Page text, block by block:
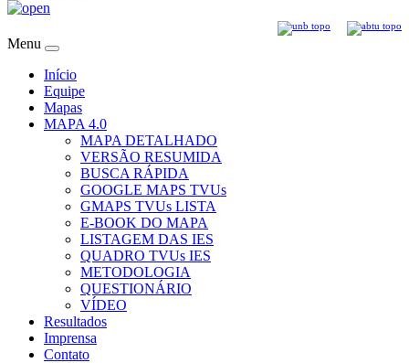
Menu
Início
Equipe
Mapas
MAPA 4.0
MAPA DETALHADO
VERSÃO RESUMIDA
BUSCA RÁPIDA
GOOGLE MAPS TVUs
GMAPS TVUs LISTA
E-BOOK DO MAPA
LISTAGEM DAS IES
QUADRO TVUs IES
METODOLOGIA
QUESTIONÁRIO
VÍDEO
Resultados
Imprensa
Contato